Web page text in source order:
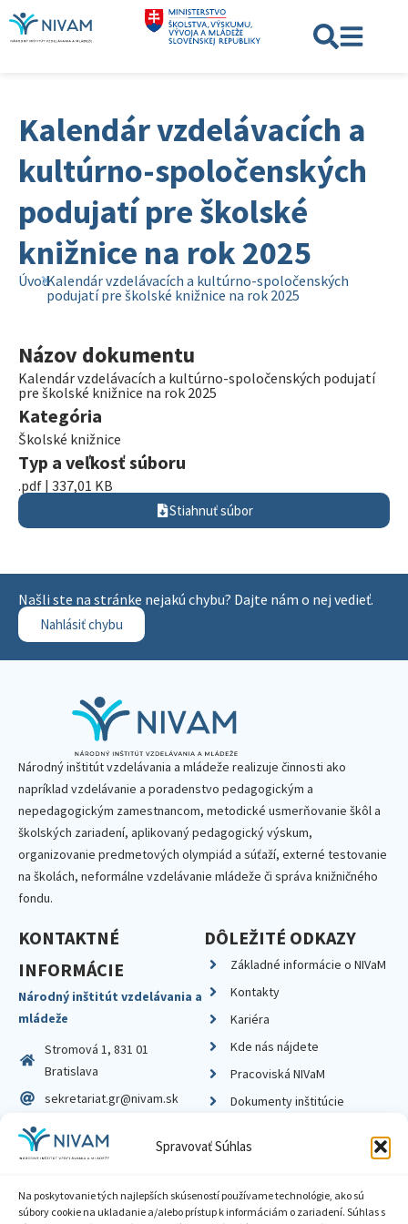
Spravovať Súhlas
Na poskytovanie tých najlepších skúseností používame technológie, ako sú
súbory cookie na ukladanie a/alebo prístup k informáciám o zariadení. Súhlas s
Kalendár vzdelávacích a
kultúrno-spoločenských
podujatí pre školské
knižnice na rok 2025
ÚvodKalendár vzdelávacích a kultúrno-spoločenských
podujatí pre školské knižnice na rok 2025
Názov dokumentu
Kalendár vzdelávacích a kultúrno-spoločenských podujatí
pre školské knižnice na rok 2025
Kategória
Školské knižnice
Typ a veľkosť súboru
.pdf | 337,01 KB
Stiahnuť súbor
Našli ste na stránke nejakú chybu? Dajte nám o nej vedieť.
Nahlásiť chybu
Národný inštitút vzdelávania a mládeže realizuje činnosti ako
napríklad vzdelávanie a poradenstvo pedagogickým a
nepedagogickým zamestnancom, metodické usmerňovanie škôl a
školských zariadení, aplikovaný pedagogický výskum,
organizovanie predmetových olympiád a súťaží, externé testovanie
na školách, neformálne vzdelávanie mládeže či správa knižničného
fondu.
KONTAKTNÉ
INFORMÁCIE
Národný inštitút vzdelávania a
mládeže
Stromová 1, 831 01
Bratislava
sekretariat.gr@nivam.sk
IČO: 00164348
DIČ: 2020798714
DÔLEŽITÉ ODKAZY
Základné informácie o NIVaM
Kontakty
Kariéra
Kde nás nájdete
Pracoviská NIVaM
Dokumenty inštitúcie